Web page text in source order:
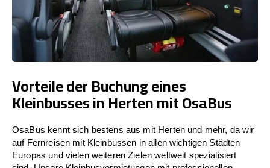
Vorteile der Buchung eines
Kleinbusses in Herten mit OsaBus
OsaBus kennt sich bestens aus mit Herten und mehr, da wir
auf Fernreisen mit Kleinbussen in allen wichtigen Städten
Europas und vielen weiteren Zielen weltweit spezialisiert